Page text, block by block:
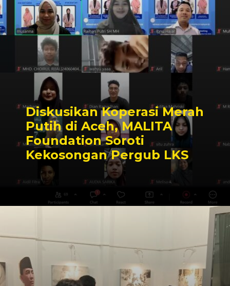
Diskusikan Koperasi Merah
Putih di Aceh, MALITA
Foundation Soroti
Kekosongan Pergub LKS